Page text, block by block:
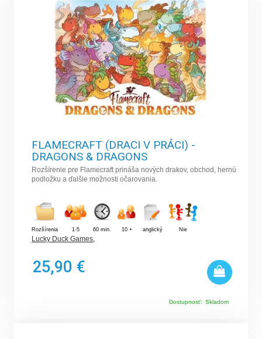
FLAMECRAFT (DRACI V PRÁCI) -
DRAGONS & DRAGONS
Rozšírenie pre Flamecraft prináša nových drakov, obchod, hernú
podložku a ďalšie možnosti očarovania.
Rozšírenia 1-5 60 min. 10 + anglický Nie
Lucky Duck Games,
25,90 €
Dostupnosť: Skladom